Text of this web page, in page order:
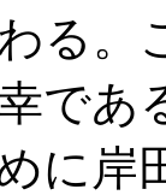
る。
であ
に岸